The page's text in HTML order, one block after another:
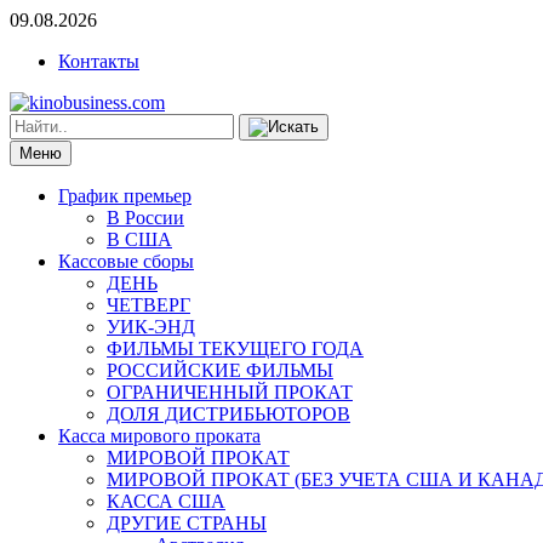
09.08.2026
Контакты
Меню
График премьер
В России
В США
Кассовые сборы
ДЕНЬ
ЧЕТВЕРГ
УИК-ЭНД
ФИЛЬМЫ ТЕКУЩЕГО ГОДА
РОССИЙСКИЕ ФИЛЬМЫ
ОГРАНИЧЕННЫЙ ПРОКАТ
ДОЛЯ ДИСТРИБЬЮТОРОВ
Касса мирового проката
МИРОВОЙ ПРОКАТ
МИРОВОЙ ПРОКАТ (БЕЗ УЧЕТА США И
КАССА США
ДРУГИЕ СТРАНЫ